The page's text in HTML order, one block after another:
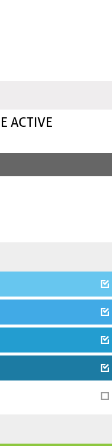
ACTIVE